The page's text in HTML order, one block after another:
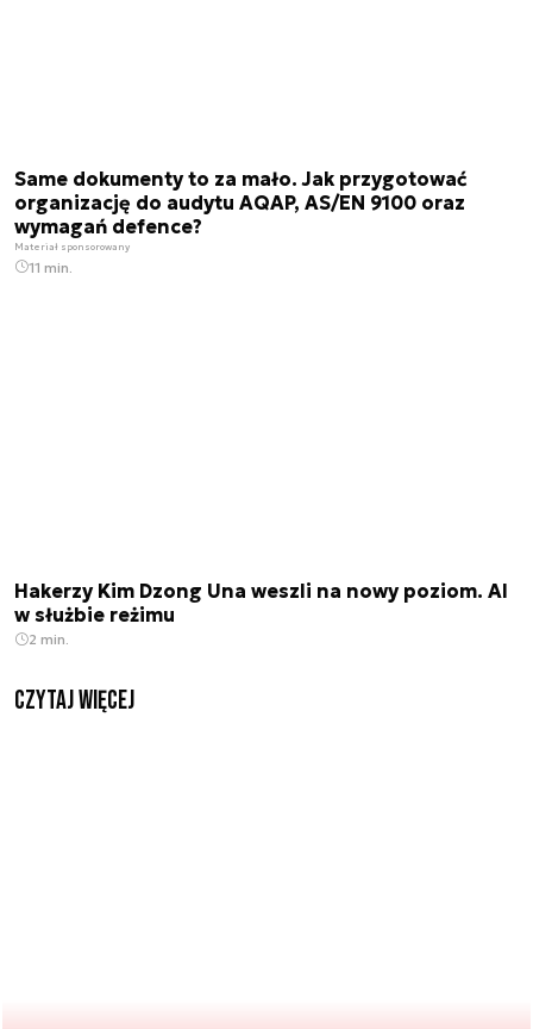
Same dokumenty to za mało. Jak przygotować
organizację do audytu AQAP, AS/EN 9100 oraz
wymagań defence?
Materiał sponsorowany
11 min.
Hakerzy Kim Dzong Una weszli na nowy poziom. AI
w służbie reżimu
2 min.
czytaj więcej